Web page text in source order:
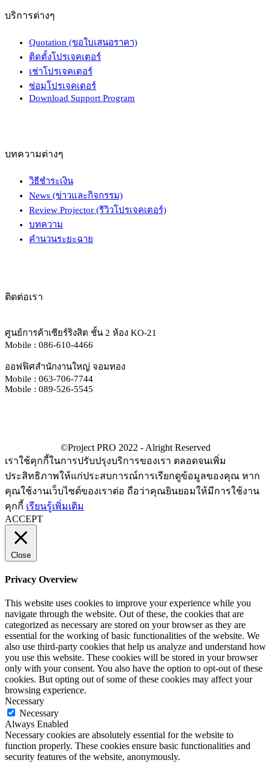
บริการต่างๆ
Quotation (ขอใบเสนอราคา)
ติดตั้งโปรเจคเตอร์
เช่าโปรเจคเตอร์
ซ่อมโปรเจคเตอร์
Download Support Program
บทความต่างๆ
วิธีชำระเงิน
News (ข่าวและกิจกรรม)
Review Projector (รีวิวโปรเจคเตอร์)
บทความ
คำนวนระยะฉาย
ติดต่อเรา
ศูนย์การค้าเซียร์ริงสิต ชั้น 2 ห้อง KO-21
Mobile : 086-610-4466
ออฟฟิศสำนักงานใหญ่ จอมทอง
Mobile : 063-706-7744
Mobile : 089-526-5545
เราใช้คุกกี้ในการปรับปรุงบริการของเรา ตลอดจนเพิ่ม
ประสิทธิภาพให้แก่ประสบการณ์การเรียกดูข้อมูลของคุณ หาก
คุณใช้งานเว็บไซต์ของเราต่อ ถือว่าคุณยินยอมให้มีการใช้งาน
คุกกี้ เรียนรู้เพิ่มเติม
ACCEPT
Close
Privacy Overview
This website uses cookies to improve your experience while you
navigate through the website. Out of these, the cookies that are
categorized as necessary are stored on your browser as they are
essential for the working of basic functionalities of the website. We
also use third-party cookies that help us analyze and understand how
you use this website. These cookies will be stored in your browser
only with your consent. You also have the option to opt-out of these
cookies. But opting out of some of these cookies may affect your
browsing experience.
Necessary
Necessary
Always Enabled
Necessary cookies are absolutely essential for the website to
function properly. These cookies ensure basic functionalities and
security features of the website, anonymously.